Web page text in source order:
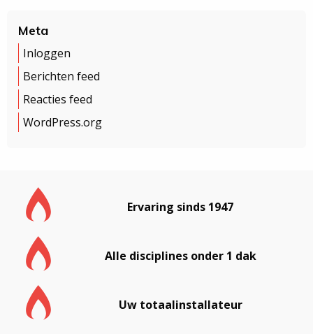
Meta
Inloggen
Berichten feed
Reacties feed
WordPress.org
Ervaring sinds 1947
Alle disciplines onder 1 dak
Uw totaalinstallateur